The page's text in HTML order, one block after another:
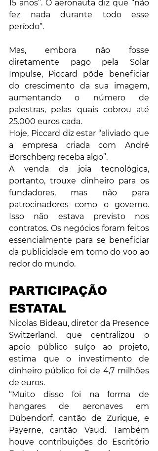
15 anos”. O aeronauta diz que “não
fez nada durante todo esse
período”.
Mas, embora não fosse
diretamente pago pela Solar
Impulse, Piccard pôde beneficiar
do crescimento da sua imagem,
aumentando o número de
palestras, pelas quais cobrou até
25.000 euros cada.
Hoje, Piccard diz estar “aliviado que
a empresa criada com André
Borschberg receba algo”.
A venda da joia tecnológica,
portanto, trouxe dinheiro para os
fundadores, mas não para
patrocinadores como o governo.
Isso não estava previsto nos
contratos. Os negócios foram feitos
essencialmente para se beneficiar
da publicidade em torno do voo ao
redor do mundo.
PARTICIPAÇÃO
ESTATAL
Nicolas Bideau, diretor da Presence
Switzerland, que centralizou o
apoio público suíço ao projeto,
estima que o investimento de
dinheiro público foi de 4,7 milhões
de euros.
“Muito disso foi na forma de
hangares de aeronaves em
Dübendorf, cantão de Zurique, e
Payerne, cantão Vaud. Também
houve contribuições do Escritório